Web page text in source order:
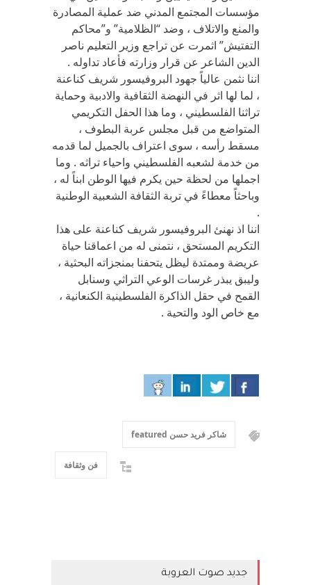
مؤسسات المجتمع المدني ضد عملية المصادرة
والمنع والاتلاف ، وضد “الظلامية” و”محاكم
التفتيش” اثمرت عن تراجع وزير التعليم ناصر
الدين الشاعر عن قرار وزارته فأعاد تداوله .
اننا نثمن عالياً جهود البروفيسور شريف كناعنة
، لما لها اثر في النهضة الثقافية والادبية وحماية
تراثنا الفلسطيني ، وما هذا الحفل التكريمي
المتواضع من قبل مجلس عربة البطوف ،
مسقط رأسه ، سوى اعتراف بالجميل لما قدمه
من خدمة لشعبه الفلسطيني واحياء تراثه . وما
اجملها من لحظة حين يكرم فيها الوطن ابناً له ،
وباحثاً معطاءً في تربة الثقافة الشعبية الوطنية
.
اننا اذ نهنئ البروفيسور شريف كناعنة على هذا
التكريم المستحق ، نتمنى له من اعماقنا حياة
عريضة وممتدة ليظل يتحفنا بمنجزاته البحثية ،
وليبق يبذر غرسات الوعي التراثي وسنابل
القمح في حقل الذاكرة الفلسطينية الكنعانية ،
مع خاص الود والتحية .
شاكر فريد حسن featured
فن وثقافة
جديد صوت العروبة